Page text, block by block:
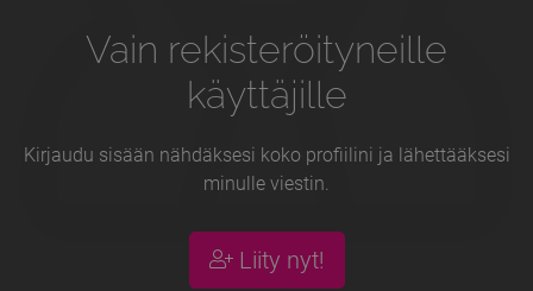
Vain rekisteröityneille
käyttäjille
Kirjaudu sisään nähdäksesi koko profiilini ja lähettääksesi
minulle viestin.
Liity nyt!